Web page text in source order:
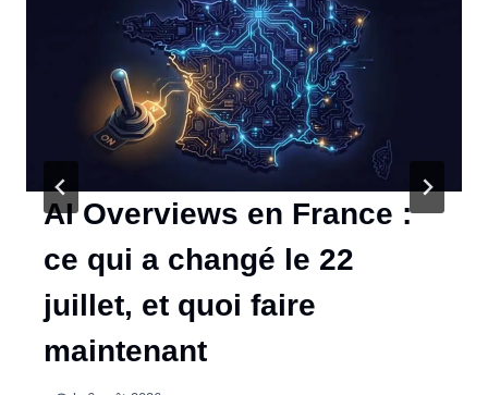
AI Overviews en France :
ce qui a changé le 22
juillet, et quoi faire
maintenant